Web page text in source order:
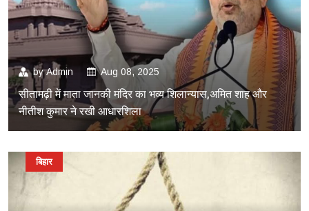
byAdmin Aug 08, 2025
सीतामढ़ी में माता जानकी मंदिर का भव्य शिलान्यास,अमित शाह और
नीतीश कुमार ने रखी आधारशिला
बिहार